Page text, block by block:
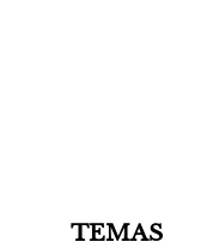
TEMAS